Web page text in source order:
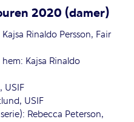
2020 (damer)
Rinaldo Persson, Fair
Kajsa Rinaldo
USIF
USIF
Rebecca Peterson,